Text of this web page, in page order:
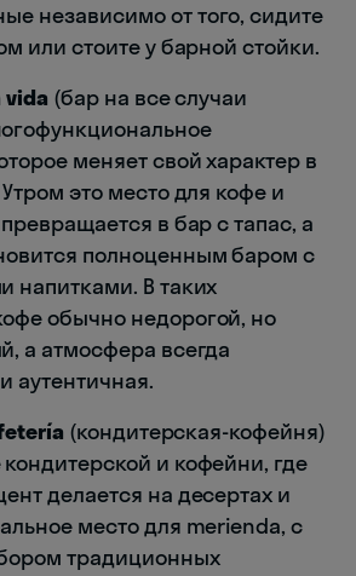
независимо от того, сидите
или стоите у барной стойки.
vida (бар на все случаи
меняет свой характер в
это место для кофе и
в бар с тапас, а
полноценным баром с
напитками. В таких
обычно недорогой, но
а атмосфера всегда
аутентичная.
(кондитерская-кофейня)
и кофейни, где
делается на десертах и
место для merienda, с
традиционных